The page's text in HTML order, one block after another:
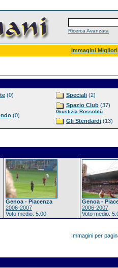
Ricerca Avanzata
Immagini Migliori
(0)
(0)
Speciali (2)
Spazio Club (37)
Giustizia Rossoblù
Gli Stendardi (13)
Genoa - Piacenza
2006-2007
Voto medio: 5.00
Genoa -
2006-2007
Voto medio:
Immagini per